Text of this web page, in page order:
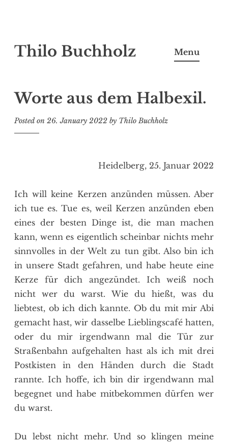
to
Thilo Buchholz Menu
Worte aus dem Halbexil.
Posted on 26. January 2022 by Thilo Buchholz
Heidelberg, 25. Januar 2022
Ich will keine Kerzen anzünden müssen. Aber
ich tue es. Tue es, weil Kerzen anzünden eben
eines der besten Dinge ist, die man machen
kann, wenn es eigentlich scheinbar nichts mehr
sinnvolles in der Welt zu tun gibt. Also bin ich
in unsere Stadt gefahren, und habe heute eine
Kerze für dich angezündet. Ich weiß noch
nicht wer du warst. Wie du hießt, was du
liebtest, ob ich dich kannte. Ob du mit mir Abi
gemacht hast, wir dasselbe Lieblingscafé hatten,
oder du mir irgendwann mal die Tür zur
Straßenbahn aufgehalten hast als ich mit drei
Postkisten in den Händen durch die Stadt
rannte. Ich hoffe, ich bin dir irgendwann mal
begegnet und habe mitbekommen dürfen wer
du warst.
Du lebst nicht mehr. Und so klingen meine